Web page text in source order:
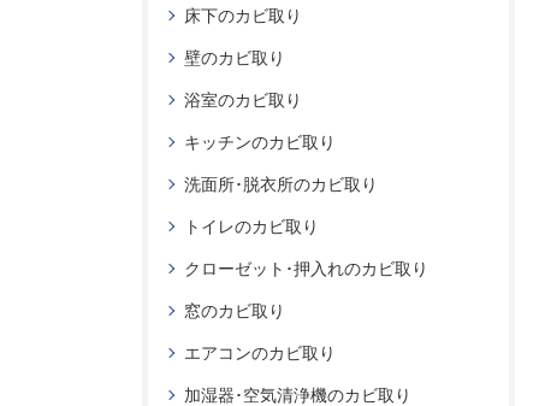
床下のカビ取り
壁のカビ取り
浴室のカビ取り
キッチンのカビ取り
洗面所･脱衣所のカビ取り
トイレのカビ取り
クローゼット･押入れのカビ取り
窓のカビ取り
エアコンのカビ取り
加湿器･空気清浄機のカビ取り